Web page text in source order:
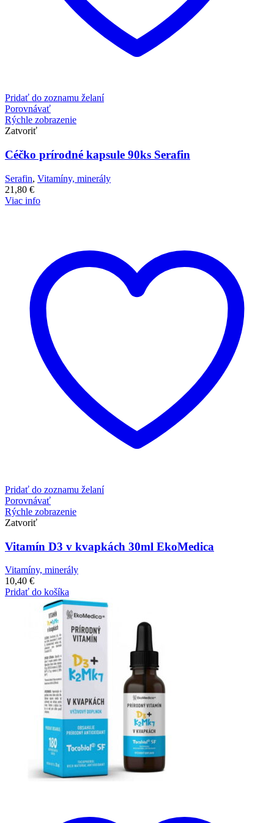
Pridať do zoznamu želaní
Porovnávať
Rýchle zobrazenie
Zatvoriť
Céčko prírodné kapsule 90ks Serafin
Serafin, Vitamíny, minerály
21,80 €
Viac info
Pridať do zoznamu želaní
Porovnávať
Rýchle zobrazenie
Zatvoriť
Vitamín D3 v kvapkách 30ml EkoMedica
Vitamíny, minerály
10,40 €
Pridať do košíka